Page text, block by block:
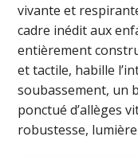
vivante et
cadre inédit aux
entièrement
et tactile, habille
soubassement, un
ponctué d’allèges
robustesse,